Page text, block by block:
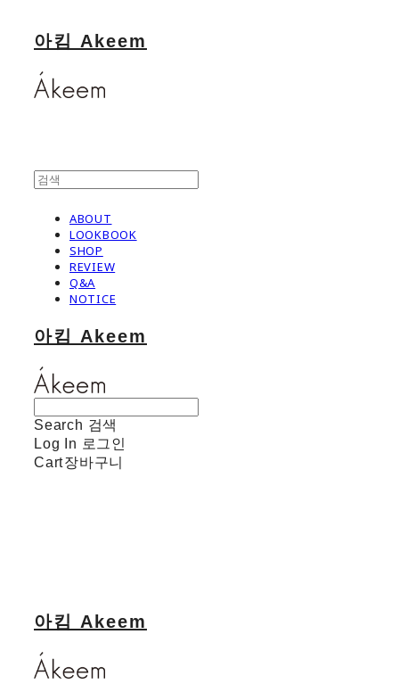
아킴 Akeem
ABOUT
LOOKBOOK
SHOP
REVIEW
Q&A
NOTICE
아킴 Akeem
Search 검색
Log In 로그인
Cart장바구니
아킴 Akeem